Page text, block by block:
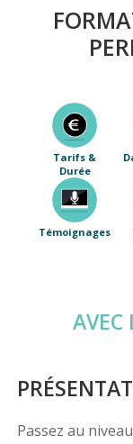
Tarifs &
Durée
Témoignages
AVEC
Passez au